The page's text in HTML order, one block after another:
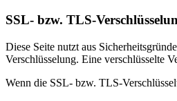
SSL- bzw. TLS-
Diese Seite nutzt aus
Verschlüsselung. Eine verschlüsselte
Wenn die SSL- bzw. TLS-